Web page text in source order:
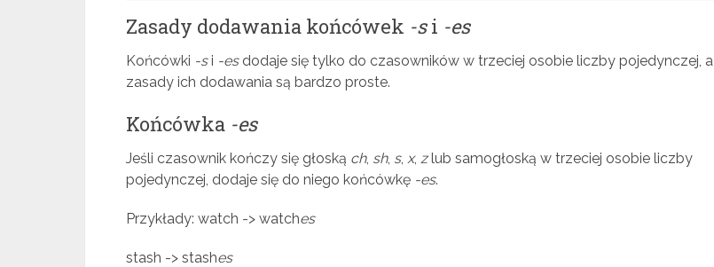
Zasady dodawania końcówek -si -es
Końcówki -si -esdodaje się tylko do czasowników w trzeciej osobie liczby pojedynczej, a
zasady ich dodawania są bardzo proste.
Końcówka -es
Jeśli czasownik kończy się głoską ch, sh, s, x, zlub samogłoską w trzeciej osobie liczby
pojedynczej, dodaje się do niego końcówkę -es.
Przykłady: watch -> watches
stash -> stashes